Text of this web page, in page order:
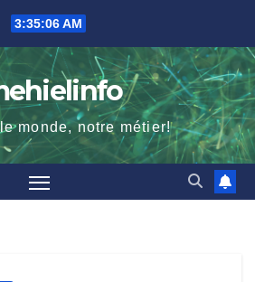
3:35:07 AM
monde, notre métier!